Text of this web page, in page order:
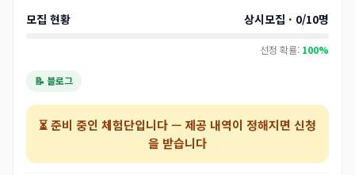
모집 현황 상시모집 · 0/10명
선정 확률: 100%
📝 블로그
⏳준비 중인 체험단입니다 — 제공 내역이 정해지면 신청
을 받습니다